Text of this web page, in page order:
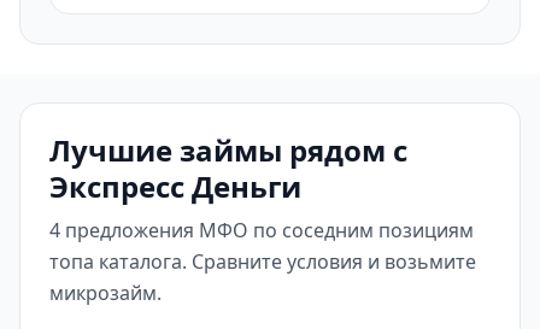
Лучшие займы рядом с
Экспресс Деньги
4 предложения МФО по соседним позициям
топа каталога. Сравните условия и возьмите
микрозайм.